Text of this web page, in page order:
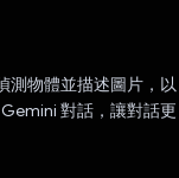
測物體並描述圖片，以
對話，讓對話更